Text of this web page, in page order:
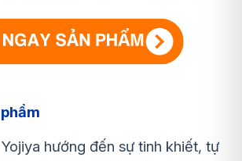
hướng đến sự tinh khiết, tự